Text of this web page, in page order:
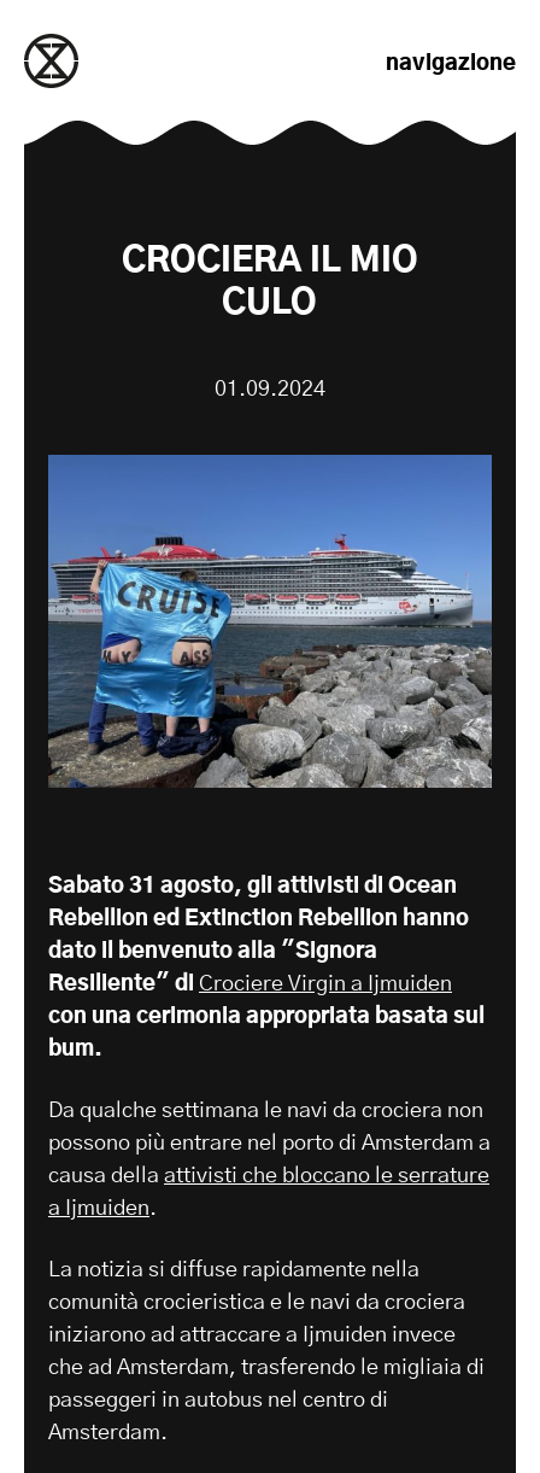
navigazione
CROCIERA IL MIO
CULO
01.09.2024
Sabato 31 agosto, gli attivisti di Ocean
Rebellion ed Extinction Rebellion hanno
dato il benvenuto alla "Signora
Resiliente" di Crociere Virgin a Ijmuiden
con una cerimonia appropriata basata sul
bum.
Da qualche settimana le navi da crociera non
possono più entrare nel porto di Amsterdam a
causa della attivisti che bloccano le serrature
a Ijmuiden.
La notizia si diffuse rapidamente nella
comunità crocieristica e le navi da crociera
iniziarono ad attraccare a Ijmuiden invece
che ad Amsterdam, trasferendo le migliaia di
passeggeri in autobus nel centro di
Amsterdam.